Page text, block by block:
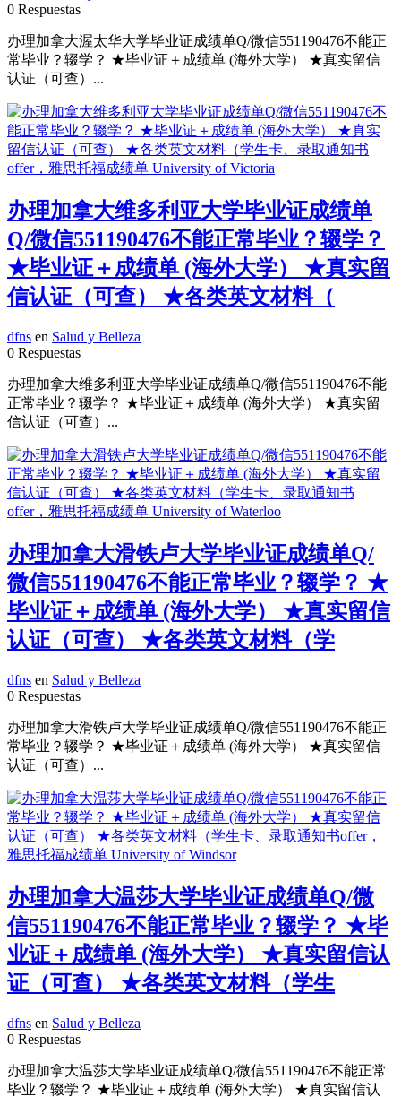
0 Respuestas
办理加拿大渥太华大学毕业证成绩单Q/微信551190476不能正
常毕业？辍学？ ★毕业证＋成绩单 (海外大学） ★真实留信
认证（可查）...
办理加拿大维多利亚大学毕业证成绩单
Q/微信551190476不能正常毕业？辍学？
★毕业证＋成绩单 (海外大学） ★真实留
信认证（可查） ★各类英文材料（
dfns en Salud y Belleza
0 Respuestas
办理加拿大维多利亚大学毕业证成绩单Q/微信551190476不能
正常毕业？辍学？ ★毕业证＋成绩单 (海外大学） ★真实留
信认证（可查）...
办理加拿大滑铁卢大学毕业证成绩单Q/
微信551190476不能正常毕业？辍学？ ★
毕业证＋成绩单 (海外大学） ★真实留信
认证（可查） ★各类英文材料（学
dfns en Salud y Belleza
0 Respuestas
办理加拿大滑铁卢大学毕业证成绩单Q/微信551190476不能正
常毕业？辍学？ ★毕业证＋成绩单 (海外大学） ★真实留信
认证（可查）...
办理加拿大温莎大学毕业证成绩单Q/微
信551190476不能正常毕业？辍学？ ★毕
业证＋成绩单 (海外大学） ★真实留信认
证（可查） ★各类英文材料（学生
dfns en Salud y Belleza
0 Respuestas
办理加拿大温莎大学毕业证成绩单Q/微信551190476不能正常
毕业？辍学？ ★毕业证＋成绩单 (海外大学） ★真实留信认